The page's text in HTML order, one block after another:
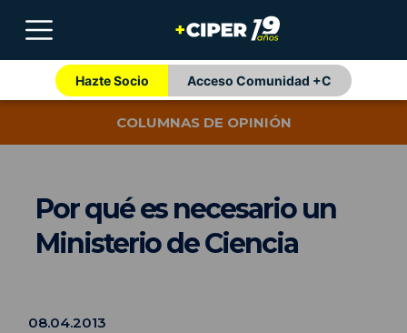
Hazte Socio Acceso Comunidad +C
COLUMNAS DE OPINIÓN
Por qué es necesario un
Ministerio de Ciencia
08.04.2013